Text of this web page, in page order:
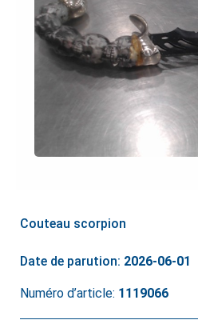
Couteau scorpion
Date de parution: 2026-06-01
Numéro d’article: 1119066